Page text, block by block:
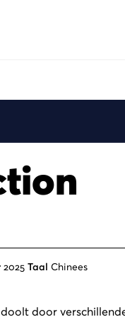
2025 Taal Chinees
door